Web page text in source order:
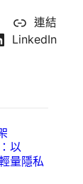
連結
LinkedIn
以
量隱私